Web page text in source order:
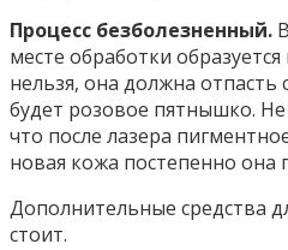
Процесс безболезненный.
месте обработки
нельзя, она должна отпасть
будет розовое пятнышко.
что после лазера
новая кожа постепенно она
Дополнительные средства
стоит.